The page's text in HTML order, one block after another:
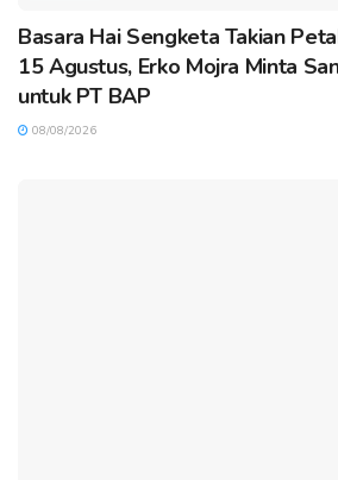
Basara Hai Sengketa Takian
15 Agustus, Erko Mojra Minta
untuk PT BAP
08/08/2026